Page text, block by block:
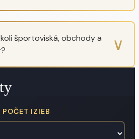
športoviská, obchody a
∨
POČET IZIEB